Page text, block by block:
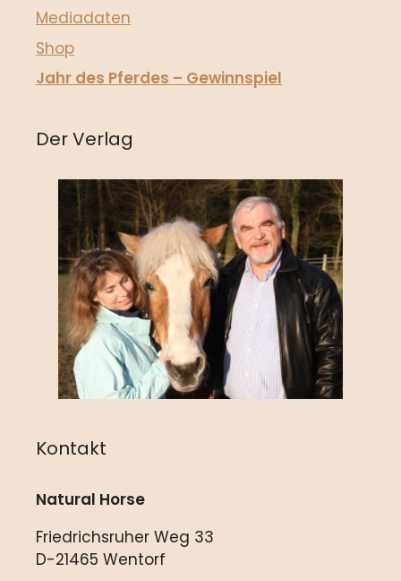
Mediadaten
Shop
Jahr des Pferdes – Gewinnspiel
Der Verlag
Kontakt
Natural Horse
Friedrichsruher Weg 33
D-21465 Wentorf